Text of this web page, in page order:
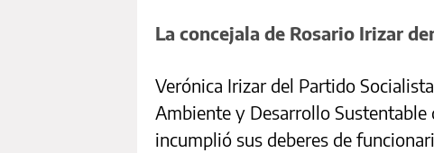
La concejala de Rosario Irizar
Verónica Irizar del Partido
Ambiente y Desarrollo
incumplió sus deberes de